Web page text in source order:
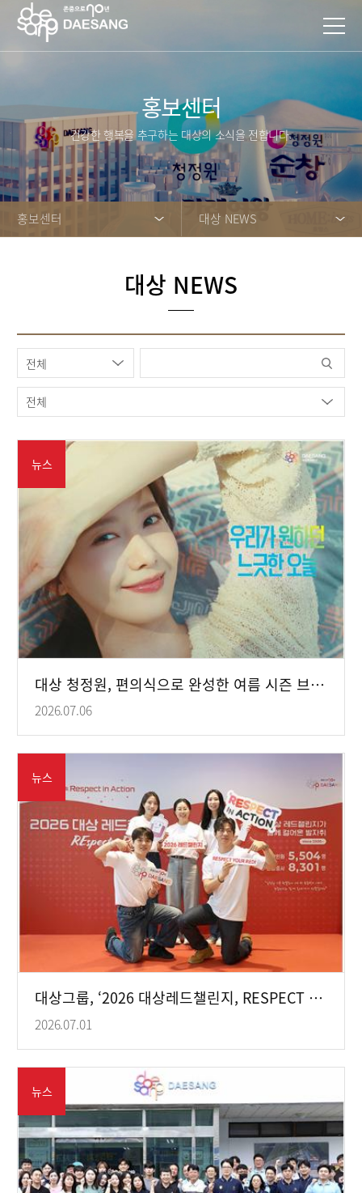
홍보센터
건강한 행복을 추구하는 대상의 소식을 전합니다.
홍보센터 대상 NEWS
대상 NEWS
뉴스
대상 청정원, 편의식으로 완성한 여름 시즌 브랜드 캠페인 영상 공개
2026.07.06
뉴스
대상그룹, ‘2026 대상레드챌린지, RESPECT YOUR RED!’ 전개
2026.07.01
뉴스